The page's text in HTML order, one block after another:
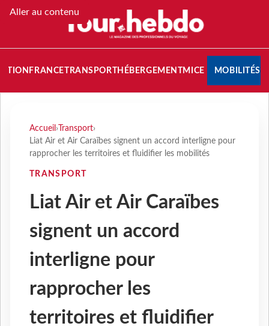
Aller au contenu
FRANCETRANSPORT HÉBERGEMENTMICE MOBILITÉS
Accueil › Transport›
Liat Air et Air Caraïbes signent un accord interligne pour
rapprocher les territoires et fluidifier les mobilités
TRANSPORT
Liat Air et Air Caraïbes
signent un accord
interligne pour
rapprocher les
territoires et fluidifier